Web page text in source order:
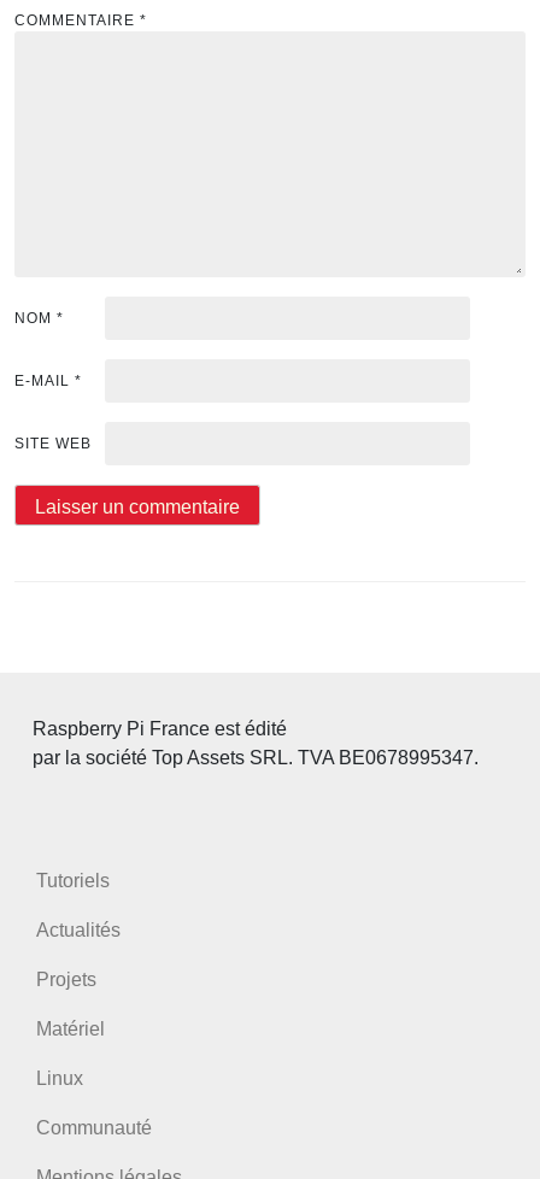
COMMENTAIRE *
NOM *
E-MAIL *
SITE WEB
Raspberry Pi France est édité
par la société Top Assets SRL. TVA BE0678995347.
Tutoriels
Actualités
Projets
Matériel
Linux
Communauté